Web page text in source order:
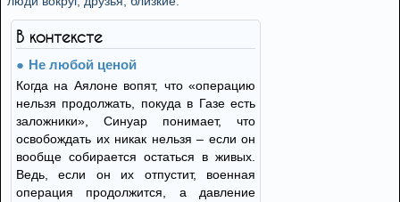
В контексте
Не любой ценой
Когда на Аялоне вопят, что «операцию
нельзя продолжать, покуда в Газе есть
заложники», Синуар понимает, что
освобождать их никак нельзя – если он
вообще собирается остаться в живых.
Ведь, если он их отпустит, военная
операция продолжится, а давление